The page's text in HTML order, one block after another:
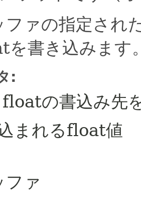
ファの指定され
を書き込みます
:
の書込み先
まれるfloat値
ファ